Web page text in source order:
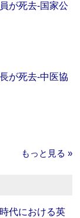
が死去‐国家公
が死去‐中医協
もっと見る »
代における英